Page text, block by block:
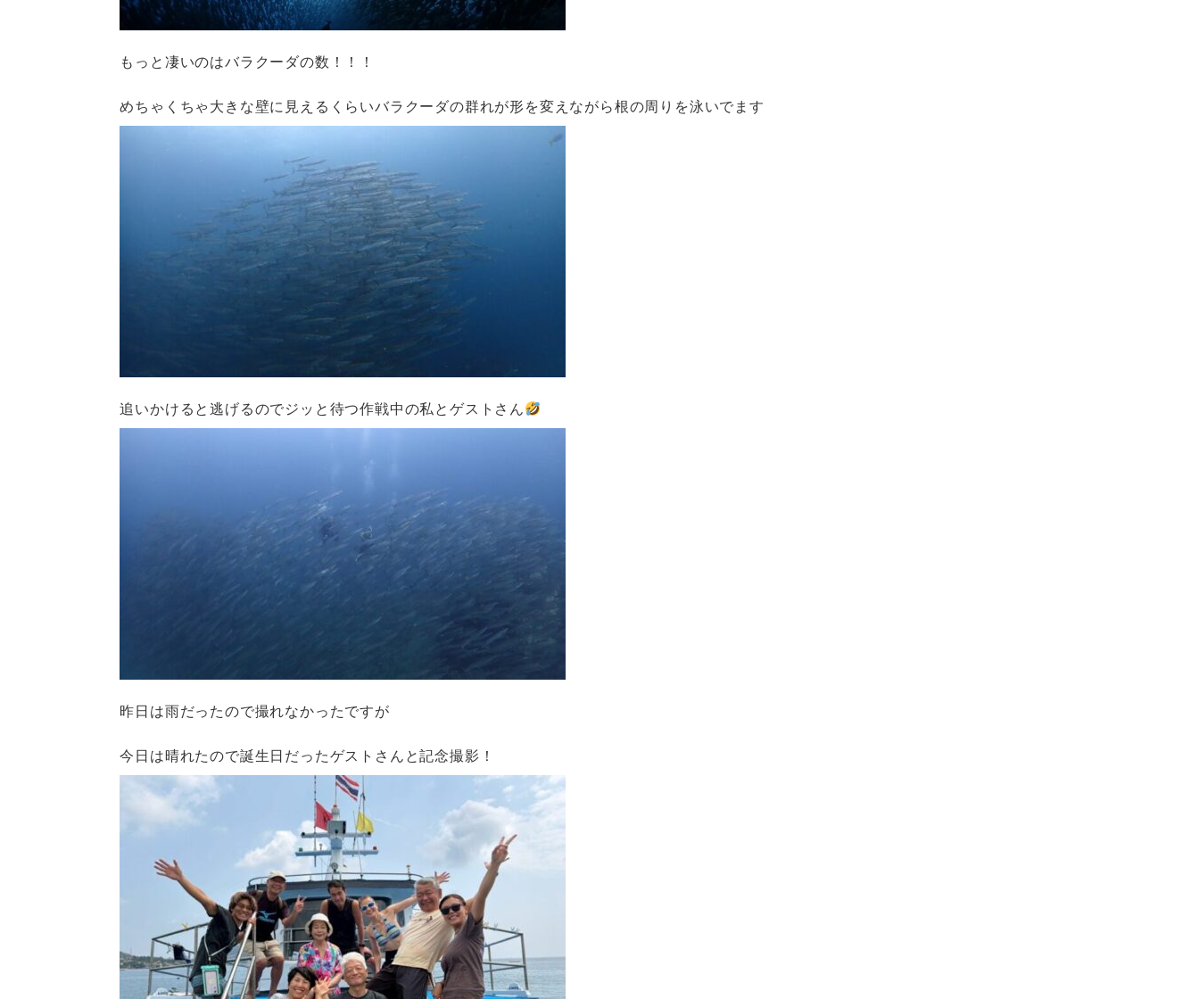
もっと凄いのはバラクーダの数！！！
めちゃくちゃ大きな壁に見えるくらいバラクーダの群れが形を変えながら根の周りを泳いでます
追いかけると逃げるのでジッと待つ作戦中の私とゲストさん
昨日は雨だったので撮れなかったですが
今日は晴れたので誕生日だったゲストさんと記念撮影！